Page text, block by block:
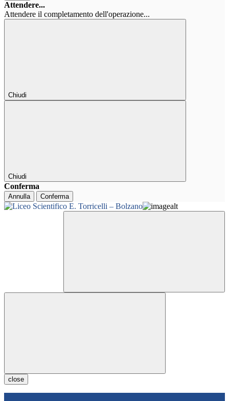
Attendere...
Attendere il completamento dell'operazione...
Chiudi
Chiudi
Conferma
Annulla Conferma
close